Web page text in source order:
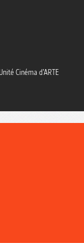
Cinéma d’ARTE